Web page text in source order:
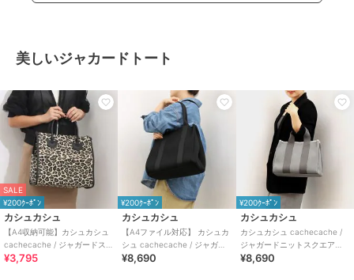
美しいジャカードトート
SALE
¥200ｸｰﾎﾟﾝ
カシュカシュ
【A4収納可能】カシュカシュ
cachecache / ジャガードスク
エアトート
¥3,795
¥200ｸｰﾎﾟﾝ
カシュカシュ
【A4ファイル対応】 カシュカ
シュ cachecache / ジャガー
ドニットスクエアビッグトー
¥8,690
¥200ｸｰﾎﾟﾝ
カシュカシュ
カシュカシュ cachecache /
ジャガードニットスクエア
2wayトート
¥8,690